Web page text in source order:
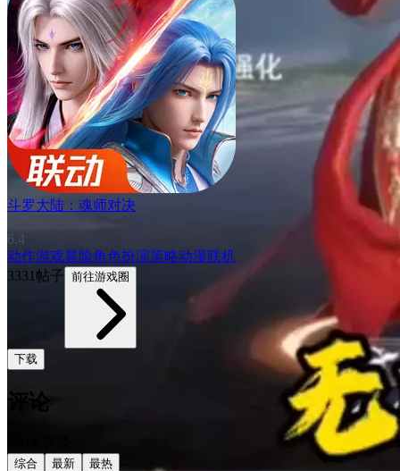
斗罗大陆：魂师对决
6.4
动作游戏冒险角色扮演策略动漫联机
3331帖子 前往游戏圈
下载
评论
综合 最新 最热